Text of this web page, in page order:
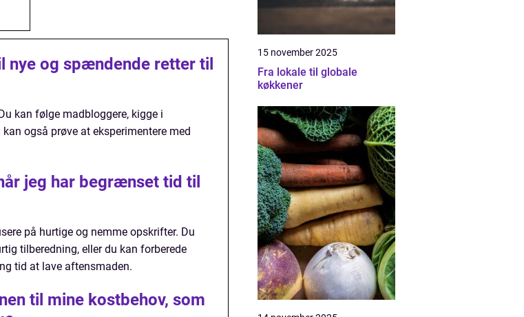
nye og spændende retter til
kan følge madbloggere, kigge i
også prøve at eksperimentere med
jeg har begrænset tid til
på hurtige og nemme opskrifter. Du
tilberedning, eller du kan forberede
tid at lave aftensmaden.
til mine kostbehov, som
15 november 2025
Fra lokale til globale
køkkener